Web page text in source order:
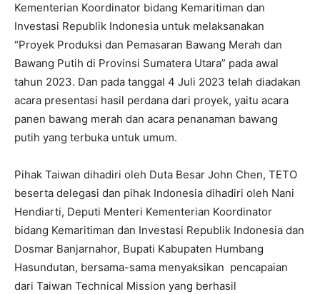
Kementerian Koordinator bidang Kemaritiman dan
Investasi Republik Indonesia untuk melaksanakan
“Proyek Produksi dan Pemasaran Bawang Merah dan
Bawang Putih di Provinsi Sumatera Utara” pada awal
tahun 2023. Dan pada tanggal 4 Juli 2023 telah diadakan
acara presentasi hasil perdana dari proyek, yaitu acara
panen bawang merah dan acara penanaman bawang
putih yang terbuka untuk umum.
Pihak Taiwan dihadiri oleh Duta Besar John Chen, TETO
beserta delegasi dan pihak Indonesia dihadiri oleh Nani
Hendiarti, Deputi Menteri Kementerian Koordinator
bidang Kemaritiman dan Investasi Republik Indonesia dan
Dosmar Banjarnahor, Bupati Kabupaten Humbang
Hasundutan, bersama-sama menyaksikan pencapaian
dari Taiwan Technical Mission yang berhasil